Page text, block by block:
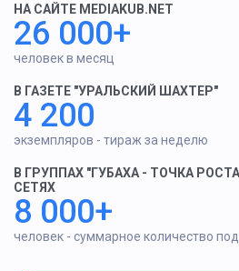
НА САЙТЕ MEDIAKUB.NET
26 000+
человек в месяц
В ГАЗЕТЕ "УРАЛЬСКИЙ ШАХТЕР"
4 200
экземпляров - тираж за неделю
В ГРУППАХ "ГУБАХА - ТОЧКА
СЕТЯХ
8 000+
человек - суммарное количество